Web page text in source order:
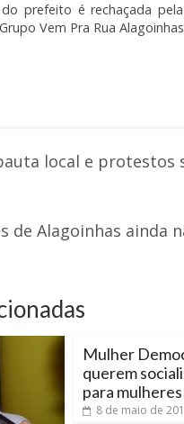
prefeito é rechaçada
Vem Pra Rua
local e protestos
de Alagoinhas ainda
Mulher
querem
para mulheres
8 de maio de